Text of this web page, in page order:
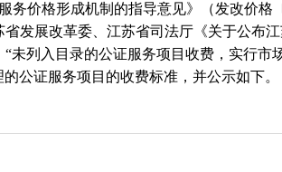
价格形成机制的指导意见》（发改价格
发展改革委、江苏省司法厅《关于公布
未列入目录的公证服务项目收费，实行
公证服务项目的收费标准，并公示如下。